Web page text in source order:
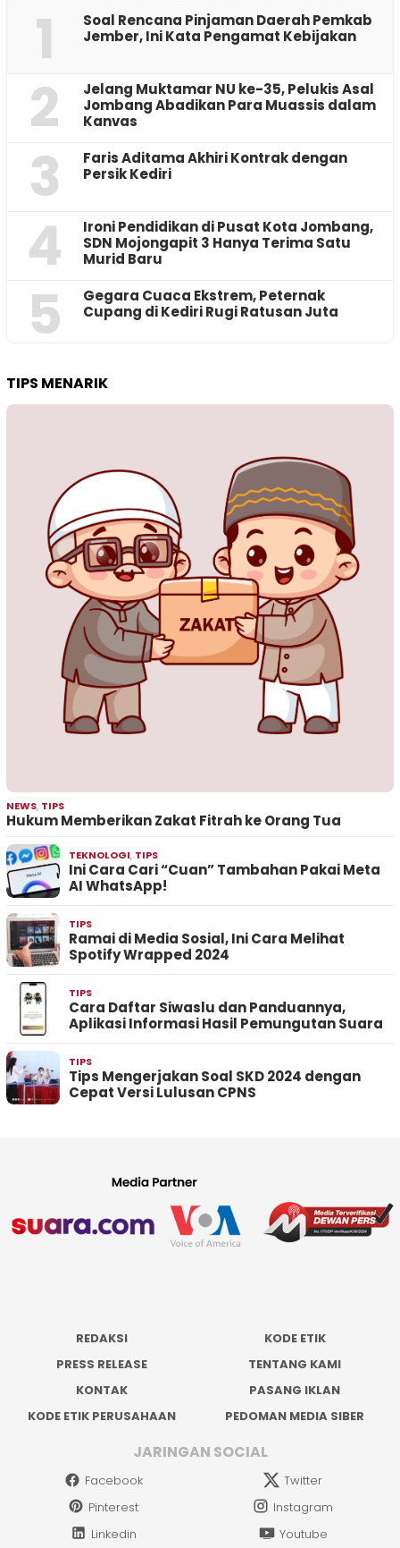
1
‎Soal Rencana Pinjaman Daerah Pemkab
Jember, Ini Kata Pengamat Kebijakan ‎
2
Jelang Muktamar NU ke-35, Pelukis Asal
Jombang Abadikan Para Muassis dalam
Kanvas
3
Faris Aditama Akhiri Kontrak dengan
Persik Kediri
4
Ironi Pendidikan di Pusat Kota Jombang,
SDN Mojongapit 3 Hanya Terima Satu
Murid Baru
5
‎Gegara Cuaca Ekstrem, Peternak
Cupang di Kediri Rugi Ratusan Juta
TIPS MENARIK
NEWS, TIPS
Hukum Memberikan Zakat Fitrah ke Orang Tua
TEKNOLOGI, TIPS
Ini Cara Cari “Cuan” Tambahan Pakai Meta
AI WhatsApp!
TIPS
Ramai di Media Sosial, Ini Cara Melihat
Spotify Wrapped 2024
TIPS
Cara Daftar Siwaslu dan Panduannya,
Aplikasi Informasi Hasil Pemungutan Suara
TIPS
Tips Mengerjakan Soal SKD 2024 dengan
Cepat Versi Lulusan CPNS
REDAKSI
KODE ETIK
PRESS RELEASE
TENTANG KAMI
KONTAK
PASANG IKLAN
KODE ETIK PERUSAHAAN
PEDOMAN MEDIA SIBER
JARINGAN SOCIAL
Facebook
Twitter
Pinterest
Instagram
Linkedin
Youtube